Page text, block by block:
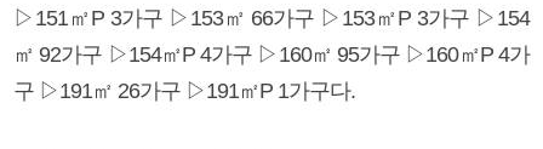
▷151㎡P 3가구 ▷153㎡ 66가구 ▷153㎡P 3가구 ▷154
㎡ 92가구 ▷154㎡P 4가구 ▷160㎡ 95가구 ▷160㎡P 4가
구 ▷191㎡ 26가구 ▷191㎡P 1가구다.